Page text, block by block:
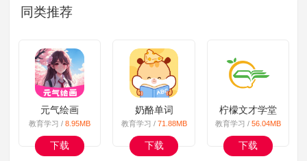
同类推荐
元气绘画
教育学习 / 8.95MB
下载
奶酪单词
教育学习 / 71.88MB
下载
柠檬文才学堂
教育学习 /56.04MB
下载